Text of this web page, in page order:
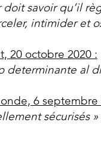
savoir qu’il
intimider et
20 octobre 2020 :
determinante al
6 septembre
sécurisés